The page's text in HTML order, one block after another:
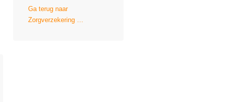
Ga terug naar
Zorgverzekering …